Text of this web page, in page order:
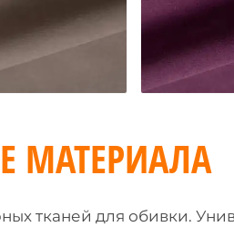
МАТЕРИАЛА
тканей для обивки.